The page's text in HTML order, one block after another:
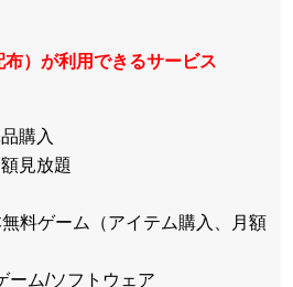
）が利用できるサービス
購入
見放題
料ゲーム（アイテム購入、月額
ーム/ソフトウェア